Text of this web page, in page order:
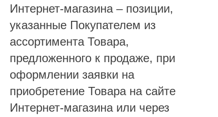
Интернет-магазина – позиции,
указанные Покупателем из
ассортимента Товара,
предложенного к продаже, при
оформлении заявки на
приобретение Товара на сайте
Интернет-магазина или через